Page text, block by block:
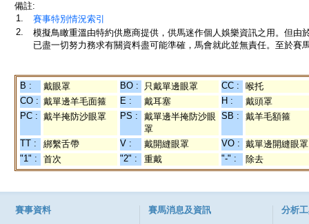
備註:
1.
賽事特別情況索引
2.
模擬鳥瞰重溫由特約供應商提供，供馬迷作個人娛樂資訊之用。但
已盡一切努力務求有關資料盡可能準確，馬會就此並無責任。至於賽
B : 戴眼罩 BO : 只戴單邊眼罩 CC :
喉托
CO : 戴單邊羊毛面箍 E : 戴耳塞 H :
戴頭罩
PC : 戴半掩防沙眼罩 PS :
戴單邊半掩防沙眼
罩
SB : 戴羊毛額箍
TT : 綁繫舌帶 V : 戴開縫眼罩 VO : 戴單邊開縫眼罩
"1" :
首次 "2" : 重戴 "-" : 除去
賽事資料 賽馬消息及資訊 分析